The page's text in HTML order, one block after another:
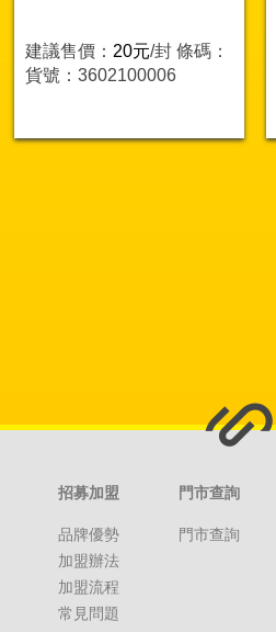
建議售價： 20元/封 條碼：
貨號：3602100006
招募加盟
品牌優勢
加盟辦法
加盟流程
常見問題
門市查詢
門市查詢